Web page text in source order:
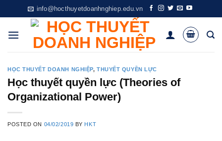
to
content
info@hocthuyetdoanhnghiep.edu.vn
HỌC THUYẾT DOANH NGHIỆP,THUYẾT QUYỀN LỰC
Học thuyết quyền lực (Theories of
Organizational Power)
POSTED ON 04/02/2019 BY HKT